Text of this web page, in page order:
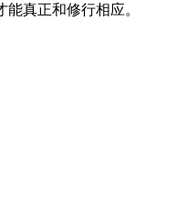
真正和修行相应。